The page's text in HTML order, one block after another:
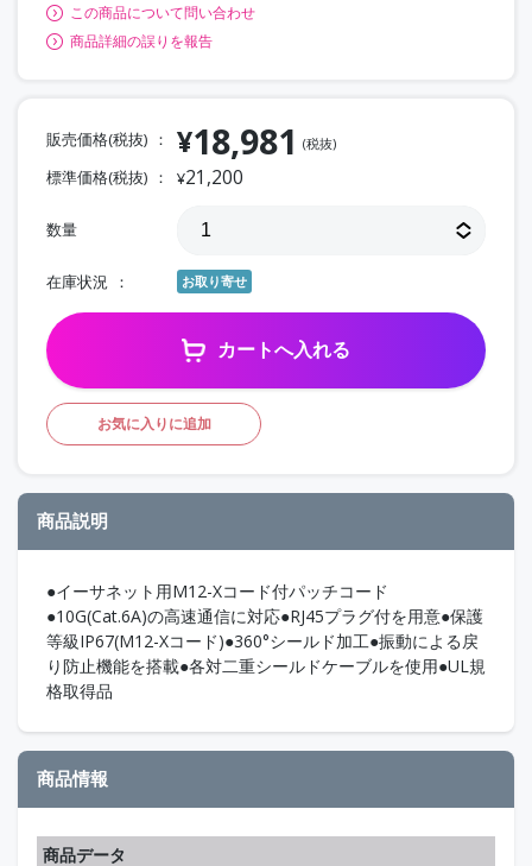
この商品について問い合わせ
商品詳細の誤りを報告
販売価格(税抜) ¥18,981 (税抜)
標準価格(税抜) ¥21,200
数量
在庫状況 お取り寄せ
カートへ入れる
お気に入りに追加
商品説明
●イーサネット用M12-Xコード付パッチコード
●10G(Cat.6A)の高速通信に対応●RJ45プラグ付を用意●保護
等級IP67(M12-Xコード)●360°シールド加工●振動による戻
り防止機能を搭載●各対二重シールドケーブルを使用●UL規
格取得品
商品情報
商品データ